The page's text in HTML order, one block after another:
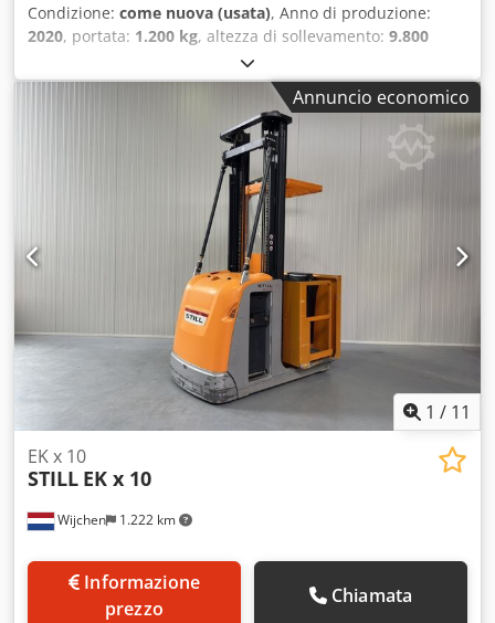
Condizione: come nuova (usata), Anno di produzione:
2020, portata: 1.200 kg, altezza di sollevamento: 9.800
3.830 mm
funzionamento:4.672 h, tipo di carburante:elettrico, tipo
, Produttore + modello: JUNGHEINRICH
EKS 412 s Montante: Z + i - 3F9800 ID: 25114.5387 Cat.:
Usato Montante: 3F Altezza abbassata: 3830 mm Altezza di
sollevamento: 9800 mm Portata: 1200 kg Altezza
piattaforma: 9000 mm Dodjzq Uixjpfx Appjwa Altezza
picking: 10600 mm Inizializzazione: Sì Larghezza cabina:
1300 mm Anno: 2020 Ore: 4672 ore Capacità batteria: 48 V
/ 620 Ah Opzioni: - Montante triplex - FFL - Porte di
SICUREZZA con FUNZIONE INCLINAZIONE !! - PSA - Blue
spot - Forche regolabili - Guida a induzione / filo
Annuncio economico
1 / 11
Wijchen 1.222 km
EK x 10
STILL EK x 10
prezzo
Chiamata